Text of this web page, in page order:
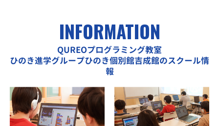
INFORMATION
QUREOプログラミング教室
ひのき進学グループひのき個別館吉成館のスクール情
報